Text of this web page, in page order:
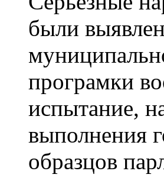
были
програмки
испытание,
выполнения
образцов